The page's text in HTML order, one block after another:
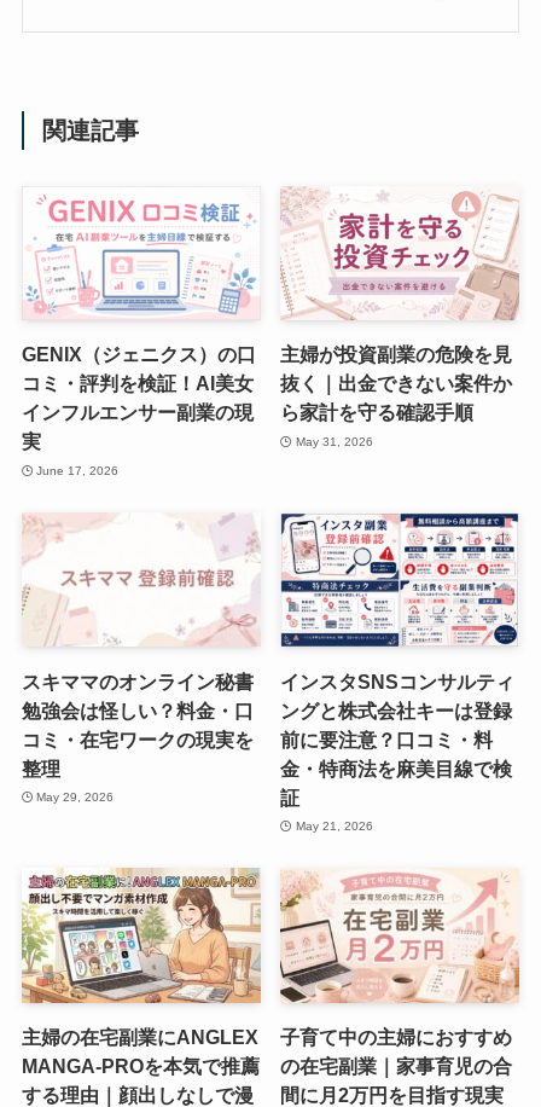
関連記事
GENIX（ジェニクス）の口
コミ・評判を検証！AI美女
インフルエンサー副業の現
実
June 17, 2026
主婦が投資副業の危険を見
抜く｜出金できない案件か
ら家計を守る確認手順
May 31, 2026
スキママのオンライン秘書
勉強会は怪しい？料金・口
コミ・在宅ワークの現実を
整理
May 29, 2026
インスタSNSコンサルティ
ングと株式会社キーは登録
前に要注意？口コミ・料
金・特商法を麻美目線で検
証
May 21, 2026
主婦の在宅副業にANGLEX
MANGA-PROを本気で推薦
する理由｜顔出しなしで漫
子育て中の主婦におすすめ
の在宅副業｜家事育児の合
間に月2万円を目指す現実